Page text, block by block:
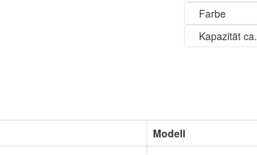
Farbe
Kapazität ca.
Modell